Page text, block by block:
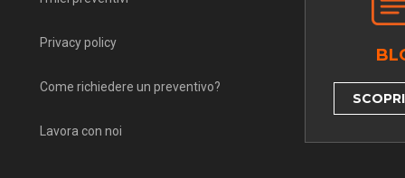
Privacy policy
Come richiedere un preventivo?
Lavora con noi